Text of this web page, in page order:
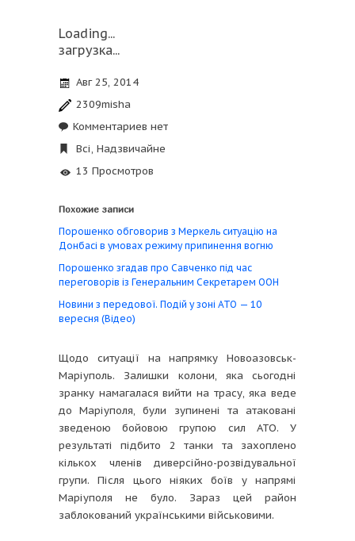
Loading...
загрузка...
Авг 25, 2014
2309misha
Комментариев нет
Всі, Надзвичайне
13 Просмотров
Похожие записи
Порошенко обговорив з Меркель ситуацію на
Донбасі в умовах режиму припинення вогню
Порошенко згадав про Савченко під час
переговорів із Генеральним Секретарем ООН
Новини з передової. Подій у зоні АТО — 10
вересня (Відео)
Щодо ситуації на напрямку Новоазовськ-
Маріуполь. Залишки колони, яка сьогодні
зранку намагалася вийти на трасу, яка веде
до Маріуполя, були зупинені та атаковані
зведеною бойовою групою сил АТО. У
результаті підбито 2 танки та захоплено
кількох членів диверсійно-розвідувальної
групи. Після цього ніяких боїв у напрямі
Маріуполя не було. Зараз цей район
заблокований українськими військовими.